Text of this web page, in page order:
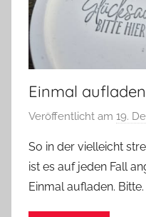
Einmal
Veröffentlicht am 19.
So in der vielleicht
ist es auf jeden Fall
Einmal aufladen. Bitte.